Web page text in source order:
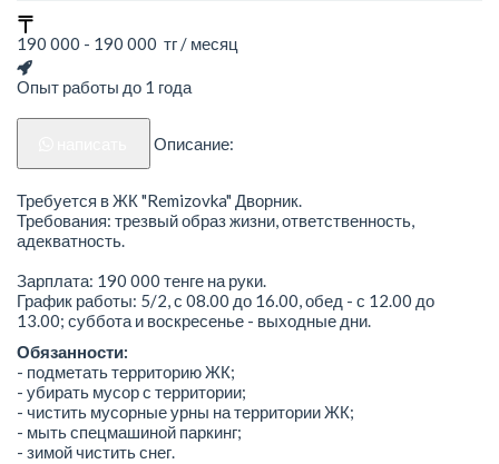
190 000 - 190 000 тг / месяц
Опыт работы до 1 года
Описание:
Требуется в ЖК "Remizovka" Дворник.
Требования: трезвый образ жизни, ответственность,
адекватность.
Зарплата: 190 000 тенге на руки.
График работы: 5/2, с 08.00 до 16.00, обед - с 12.00 до
13.00; суббота и воскресенье - выходные дни.
Обязанности:
- подметать территорию ЖК;
- убирать мусор с территории;
- чистить мусорные урны на территории ЖК;
- мыть спецмашиной паркинг;
- зимой чистить снег.